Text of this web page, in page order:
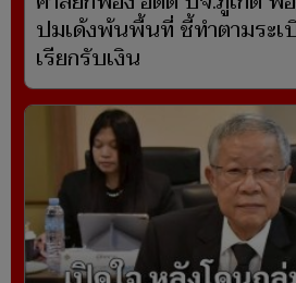
ปมเด้งพ้นพื้นที่ ชี้ทำตามระ
เรียกรับเงิน